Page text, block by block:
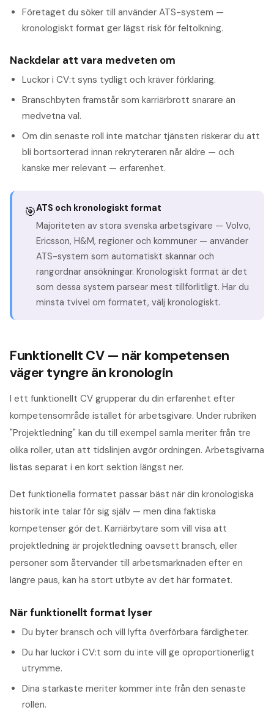
Företaget du söker till använder ATS-system —
kronologiskt format ger lägst risk för feltolkning.
Nackdelar att vara medveten om
Luckor i CV:t syns tydligt och kräver förklaring.
Branschbyten framstår som karriärbrott snarare än
medvetna val.
Om din senaste roll inte matchar tjänsten riskerar du att
bli bortsorterad innan rekryteraren når äldre — och
kanske mer relevant — erfarenhet.
🎯ATS och kronologiskt format
Majoriteten av stora svenska arbetsgivare — Volvo,
Ericsson, H&M, regioner och kommuner — använder
ATS-system som automatiskt skannar och
rangordnar ansökningar. Kronologiskt format är det
som dessa system parsear mest tillförlitligt. Har du
minsta tvivel om formatet, välj kronologiskt.
Funktionellt CV — när kompetensen
väger tyngre än kronologin
I ett funktionellt CV grupperar du din erfarenhet efter
kompetensområde istället för arbetsgivare. Under rubriken
"Projektledning" kan du till exempel samla meriter från tre
olika roller, utan att tidslinjen avgör ordningen. Arbetsgivarna
listas separat i en kort sektion längst ner.
Det funktionella formatet passar bäst när din kronologiska
historik inte talar för sig själv — men dina faktiska
kompetenser gör det. Karriärbytare som vill visa att
projektledning är projektledning oavsett bransch, eller
personer som återvänder till arbetsmarknaden efter en
längre paus, kan ha stort utbyte av det här formatet.
När funktionellt format lyser
Du byter bransch och vill lyfta överförbara färdigheter.
Du har luckor i CV:t som du inte vill ge oproportionerligt
utrymme.
Dina starkaste meriter kommer inte från den senaste
rollen.